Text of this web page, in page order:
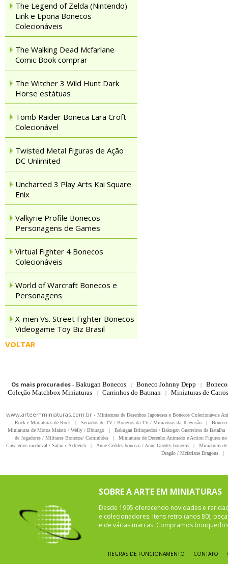
The Legend of Zelda (Nintendo)
Link e Epona Bonecos
Colecionáveis
The Walking Dead Mcfarlane
Comic Book comprar
The Witcher 3 Wild Hunt Dark
Horse estátuas
Tomb Raider Boneca Lara Croft
Colecionável
Twisted Metal Figuras de Ação
DC Unlimited
Uncharted 3 Play Arts Kai Square
Enix
Valkyrie Profile Bonecos
Personagens de Games
Virtual Fighter 4 Bonecos
Colecionáveis
World of Warcraft Bonecos e
Personagens
X-men Vs. Street Fighter Bonecos
Videogame Toy Biz Brasil
VOLTAR
Os mais procurados- Bakugan Bonecos | Boneco Johnny Depp |
Coleção Matchbox Miniaturas
| Carrinhos do Batman | Miniaturas de
www.arteemminiaturas.com.br - Miniaturas de Desenhos Japoneses e Bonecos Colecionáveis
Rock e Miniaturas de Rock
| Seriados de TV / Bonecos da TV / Miniaturas da Televisão |
Miniaturas de Motos Maisto / Welly / Bburago
| Bakugan Brinquedos / Bakugan Guerreiros da Batalha
de Jogadores / Militares Bonecos/ Caminhões
|
Miniaturas de Desenho Animado e Action Figures
Cavaleiros medieval / Safari e Schleich
| Anne Geddes bonecas / Anne Guedes bonecas |
Miniaturas
Dragão / Mcfarlane Dragons
|
SOBRE A ARTE EM MINIATURAS
Desde 1995 oferecendo novidades e
e colecionadores. Itens retro (anos 80),
e de várias marcas. Compramos
REGRAS DE FUNCIONAMENTO CONTATO